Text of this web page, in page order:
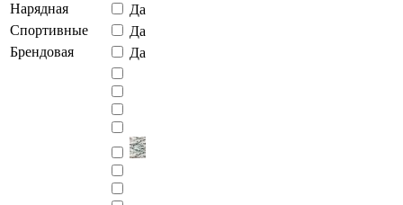
Нарядная
Да
Спортивные
Да
Брендовая
Да